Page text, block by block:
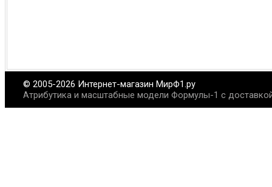
© 2005-2026 Интернет-магазин МирФ1.ру
Атрибутика и масштабные модели Формулы-1 с